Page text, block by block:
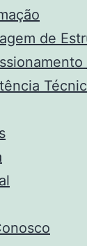
de